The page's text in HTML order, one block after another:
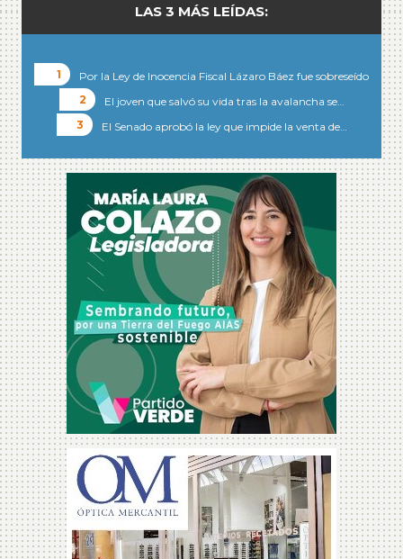
LAS 3 MÁS LEÍDAS:
Por la Ley de Inocencia Fiscal Lázaro Báez fue sobreseído
El joven que salvó su vida tras la avalancha se…
El Senado aprobó la ley que impide la venta de…